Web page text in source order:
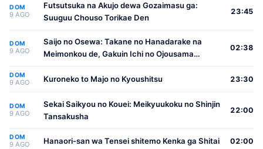
DOM
9 AGO
Futsutsuka na Akujo dewa Gozaimasu ga:
Suuguu Chouso Torikae Den
23:45
DOM
9 AGO
Saijo no Osewa: Takane no Hanadarake na
Meimonkou de, Gakuin Ichi no Ojousama
Osewa suru Koto ni Narimashita
02:38
DOM
9 AGO Kuroneko to Majo no Kyoushitsu 23:30
DOM
9 AGO
Sekai Saikyou no Kouei: Meikyuukoku no Shinjin
Tansakusha
22:00
DOM
9 AGO Hanaori-san wa Tensei shitemo Kenka ga Shitai 02:00